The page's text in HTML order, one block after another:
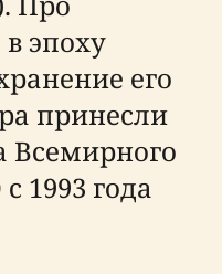
эпоху
его
принесли
Всемирного
1993 года